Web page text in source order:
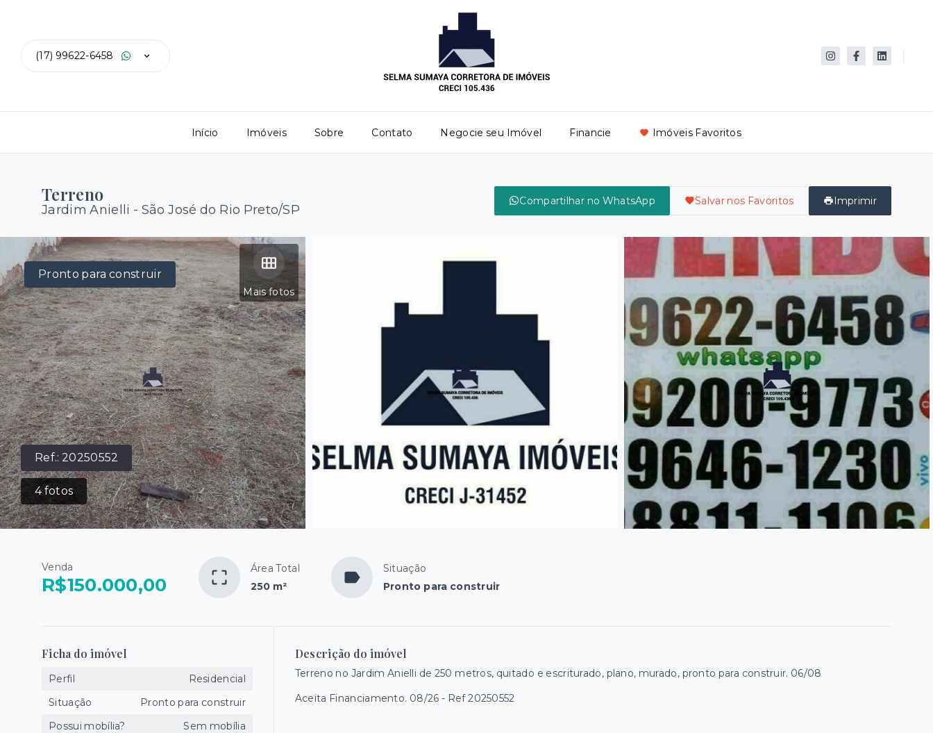
(17) 99622-6458
Início Imóveis Sobre Contato Negocie seu Imóvel Financie Imóveis Favoritos
Terreno
Jardim Anielli - São José do Rio Preto/SP
Compartilhar no WhatsApp Salvar nos Favoritos Imprimir
Ref.: 20250552
4fotos
Mais fotos
Pronto para construir
Venda
R$150.000,00
Área Total
250 m²
Situação
Pronto para construir
Descrição do imóvel
Terreno no Jardim Anielli de 250 metros, quitado e escriturado, plano, murado, pronto para construir. 06/08
Aceita Financiamento. 08/26 - Ref 20250552
Ficha do imóvel
Perfil
Residencial
Situação
Pronto para construir
Possui mobília?
Sem mobília